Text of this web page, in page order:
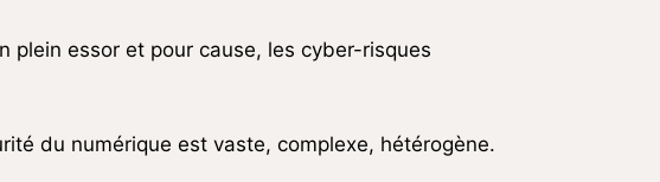
plein essor et pour cause, les cyber-risques
du numérique est vaste, complexe, hétérogène.